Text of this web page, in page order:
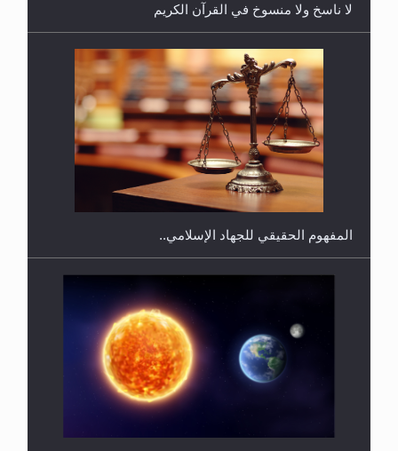
هل يجوز فتح مشروع كوافير نسائي للمحجبات وغير
المحجبات؟
لا ناسخ ولا منسوخ في القرآن الكريم
المفهوم الحقيقي للجهاد الإسلامي..